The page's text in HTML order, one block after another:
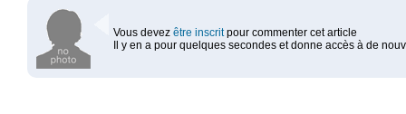
Vous devez être inscritpour commenter cet article
Il y en a pour quelques secondes et donne accès à de